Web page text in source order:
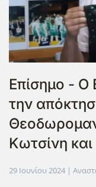
Επίσημο - Ο
την
Κωτσίνη
29 Ιουνίου 2024 |